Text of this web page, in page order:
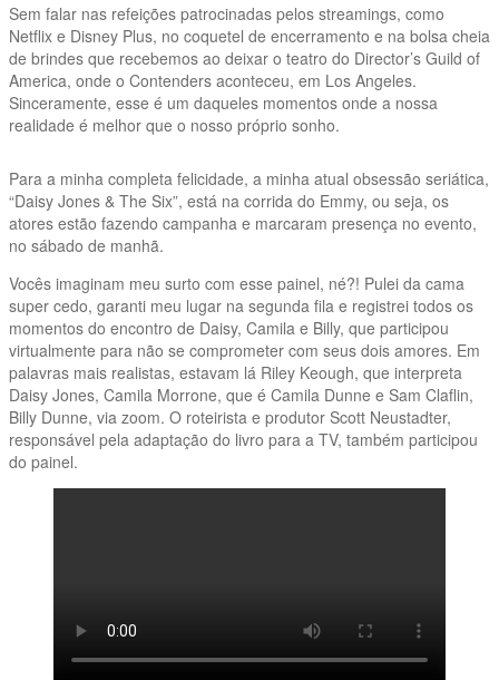
Sem falar nas refeições patrocinadas pelos streamings, como
Netflix e Disney Plus, no coquetel de encerramento e na bolsa cheia
de brindes que recebemos ao deixar o teatro do Director’s Guild of
America, onde o Contenders aconteceu, em Los Angeles.
Sinceramente, esse é um daqueles momentos onde a nossa
realidade é melhor que o nosso próprio sonho.
Para a minha completa felicidade, a minha atual obsessão seriática,
“Daisy Jones & The Six”, está na corrida do Emmy, ou seja, os
atores estão fazendo campanha e marcaram presença no evento,
no sábado de manhã.
Vocês imaginam meu surto com esse painel, né?! Pulei da cama
super cedo, garanti meu lugar na segunda fila e registrei todos os
momentos do encontro de Daisy, Camila e Billy, que participou
virtualmente para não se comprometer com seus dois amores. Em
palavras mais realistas, estavam lá Riley Keough, que interpreta
Daisy Jones, Camila Morrone, que é Camila Dunne e Sam Claflin,
Billy Dunne, via zoom. O roteirista e produtor Scott Neustadter,
responsável pela adaptação do livro para a TV, também participou
do painel.